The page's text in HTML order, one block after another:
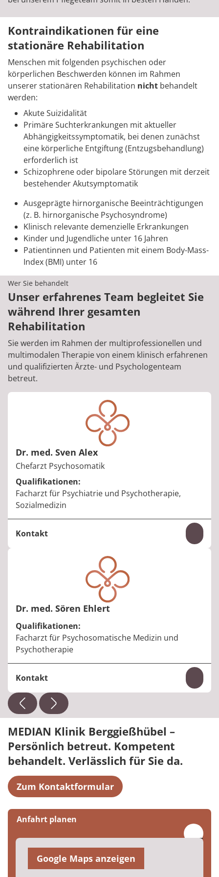
Kontraindikationen für eine
stationäre Rehabilitation
Menschen mit folgenden psychischen oder
körperlichen Beschwerden können im Rahmen
unserer stationären Rehabilitation nicht behandelt
werden:
Akute Suizidalität
Primäre Suchterkrankungen mit aktueller
Abhängigkeitssymptomatik, bei denen zunächst
eine körperliche Entgiftung (Entzugsbehandlung)
erforderlich ist
Schizophrene oder bipolare Störungen mit derzeit
bestehender Akutsymptomatik
Ausgeprägte hirnorganische Beeinträchtigungen
(z. B. hirnorganische Psychosyndrome)
Klinisch relevante demenzielle Erkrankungen
Kinder und Jugendliche unter 16 Jahren
Patientinnen und Patienten mit einem Body-Mass-
Index (BMI) unter 16
Wer Sie behandelt
Unser erfahrenes Team begleitet Sie
während Ihrer gesamten
Rehabilitation
Sie werden im Rahmen der multiprofessionellen und
multimodalen Therapie von einem klinisch erfahrenen
und qualifizierten Ärzte- und Psychologenteam
betreut.
Dr. med. Sven Alex
Berufstitel:
Chefarzt Psychosomatik
Qualifikationen:
Facharzt für Psychiatrie und Psychotherapie,
Sozialmedizin
Kontakt
sven.alex@median-kliniken.de
Dr. med. Sören Ehlert
Qualifikationen:
Facharzt für Psychosomatische Medizin und
Psychotherapie
Kontakt
Telefon:+49 35023 65-755
E-Mail:soeren.ehlert@median-kliniken.de
MEDIAN Klinik Berggießhübel –
Persönlich betreut. Kompetent
behandelt. Verlässlich für Sie da.
Zum Kontaktformular
Anfahrt planen
Google Maps anzeigen